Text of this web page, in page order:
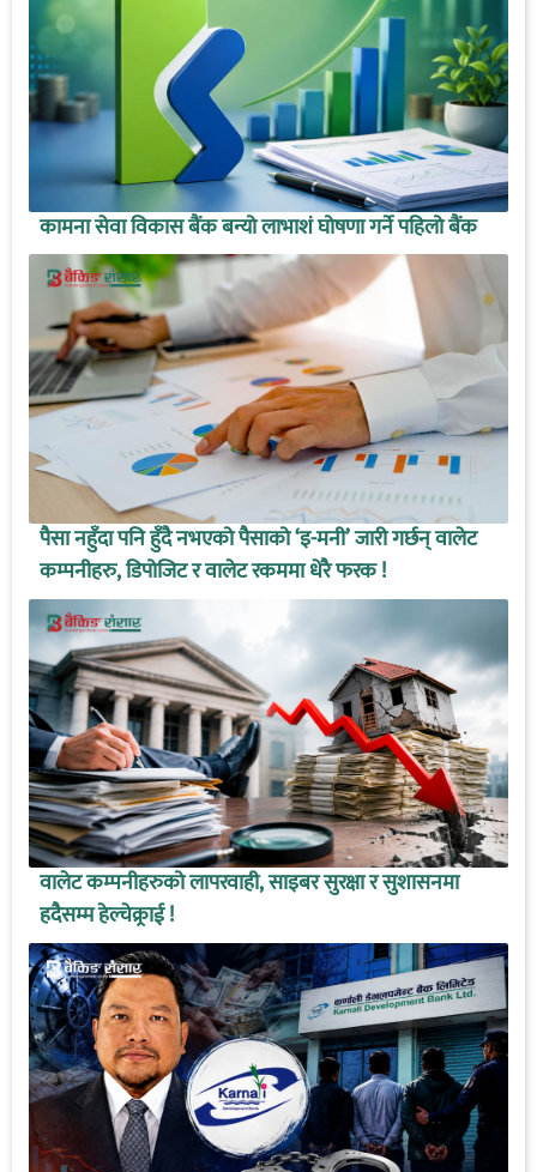
कामना सेवा विकास बैंक बन्यो लाभाशं घोषणा गर्ने पहिलो बैंक
पैसा नहुँदा पनि हुँदै नभएको पैसाको ‘इ-मनी’ जारी गर्छन् वालेट
कम्पनीहरु, डिपोजिट र वालेट रकममा धेरै फरक !
वालेट कम्पनीहरुको लापरवाही, साइबर सुरक्षा र सुशासनमा
हदैसम्म हेल्चेक्र्राई !